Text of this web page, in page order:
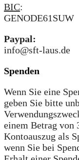
BIC:
GENODE61SUW
Paypal:
info@sft-laus.de
Spenden
Wenn Sie eine
geben Sie bitte
einem Betrag von
Kontoauszug als
wenn Sie bei